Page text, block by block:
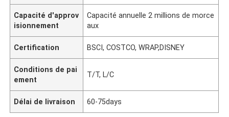
Capacité d'approv
isionnement
Capacité annuelle 2 millions de morce
aux
Certification BSCI, COSTCO, WRAP,DISNEY
Conditions de pai
ement
T/T, L/C
Délai de livraison 60-75days